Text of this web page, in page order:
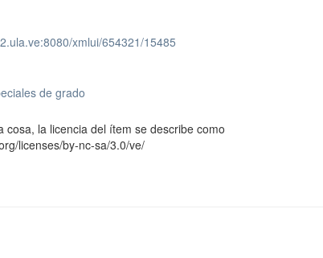
xmlui/654321/15485
de grado
cosa, la licencia del ítem se describe como
licenses/by-nc-sa/3.0/ve/